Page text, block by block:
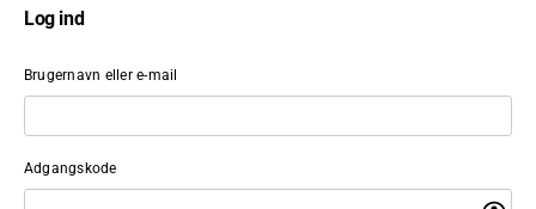
Log ind
Brugernavn eller e-mail
Adgangskode